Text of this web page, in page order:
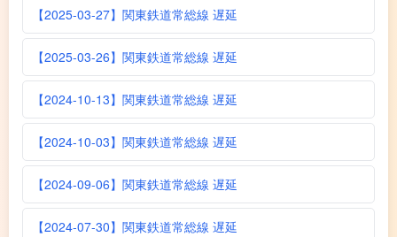
【2025-03-27】関東鉄道常総線 遅延
【2025-03-26】関東鉄道常総線 遅延
【2024-10-13】関東鉄道常総線 遅延
【2024-10-03】関東鉄道常総線 遅延
【2024-09-06】関東鉄道常総線 遅延
【2024-07-30】関東鉄道常総線 遅延